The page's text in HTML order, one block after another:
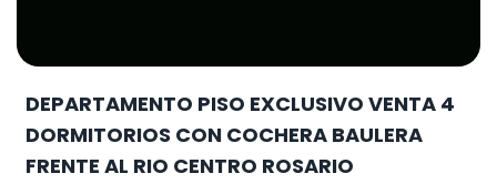
DEPARTAMENTO PISO EXCLUSIVO VENTA 4
DORMITORIOS CON COCHERA BAULERA
FRENTE AL RIO CENTRO ROSARIO